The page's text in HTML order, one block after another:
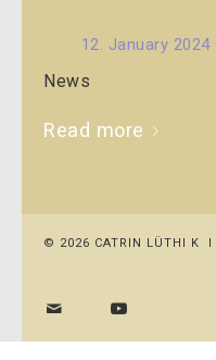
12. January 2024
News
Read more
© 2026 CATRIN LÜTHI K I